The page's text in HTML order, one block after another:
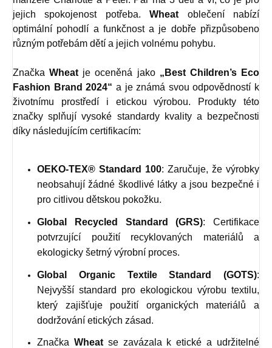
jejich spokojenost potřeba.Wheatoblečení nabízí
optimální pohodlí a funkčnost a je dobře přizpůsobeno
různým potřebám dětí a jejich volnému pohybu.
ZnačkaWheatje oceněná jako „Best Children’s Eco
Fashion Brand 2024“ a je známá svou odpovědností k
životnímu prostředí i etickou výrobou. Produkty této
značky splňují vysoké standardy kvality a bezpečnosti
díky následujícím certifikacím:
OEKO-TEX® Standard 100: Zaručuje, že výrobky
neobsahují žádné škodlivé látky a jsou bezpečné i
pro citlivou dětskou pokožku.
Global Recycled Standard (GRS): Certifikace
potvrzující použití recyklovaných materiálů a
ekologicky šetrný výrobní proces.
Global Organic Textile Standard (GOTS):
Nejvyšší standard pro ekologickou výrobu textilu,
který zajišťuje použití organických materiálů a
dodržování etických zásad.
Značka Wheatse zavázala k etické a udržitelné